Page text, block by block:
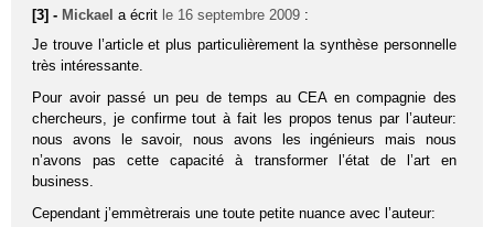
[3] - Mickael a écrit le 16 septembre 2009 :
Je trouve l’article et plus particulièrement la synthèse personnelle
très intéressante.
Pour avoir passé un peu de temps au CEA en compagnie des
chercheurs, je confirme tout à fait les propos tenus par l’auteur:
nous avons le savoir, nous avons les ingénieurs mais nous
n’avons pas cette capacité à transformer l’état de l’art en
business.
Cependant j’emmètrerais une toute petite nuance avec l’auteur: